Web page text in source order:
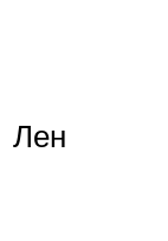
Лен